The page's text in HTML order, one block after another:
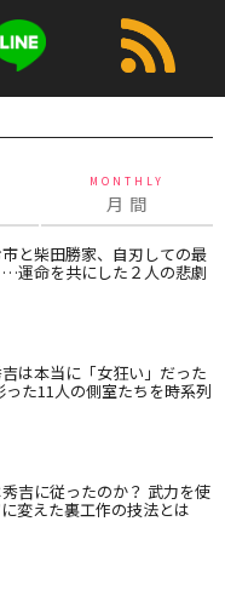
MONTHLY
月 間
市と柴田勝家、自刃しての最
運命を共にした２人の悲劇
吉は本当に「女狂い」だった
た11人の側室たちを時系列
吉に従ったのか？ 武力を使
変えた裏工作の技法とは